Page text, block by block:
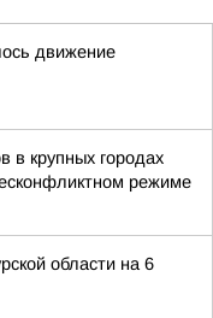
движение
в крупных городах
режиме
области на 6